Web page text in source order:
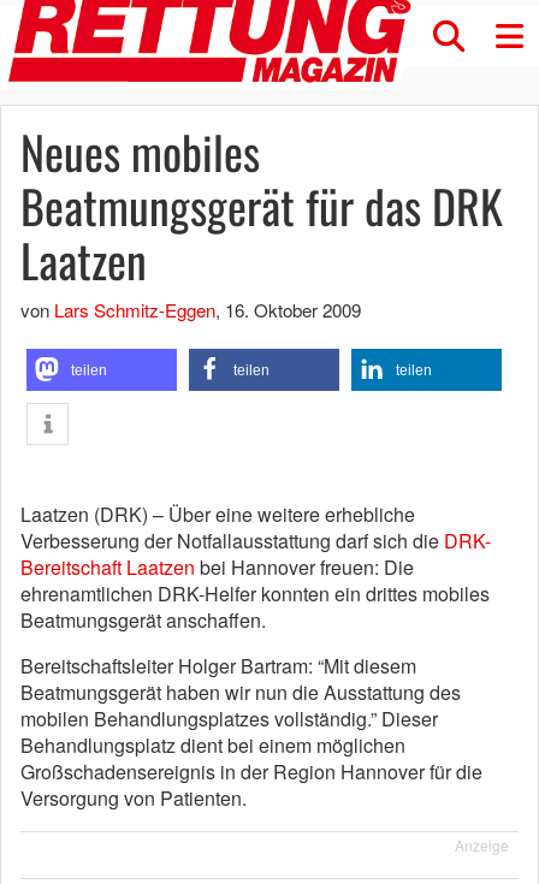
Neues mobiles
Beatmungsgerät für das DRK
Laatzen
von Lars Schmitz-Eggen, 16. Oktober 2009
teilen teilen teilen
Laatzen (DRK) – Über eine weitere erhebliche
Verbesserung der Notfallausstattung darf sich die DRK-
Bereitschaft Laatzen bei Hannover freuen: Die
ehrenamtlichen DRK-Helfer konnten ein drittes mobiles
Beatmungsgerät anschaffen.
Bereitschaftsleiter Holger Bartram: “Mit diesem
Beatmungsgerät haben wir nun die Ausstattung des
mobilen Behandlungsplatzes vollständig.” Dieser
Behandlungsplatz dient bei einem möglichen
Großschadensereignis in der Region Hannover für die
Versorgung von Patienten.
Anzeige